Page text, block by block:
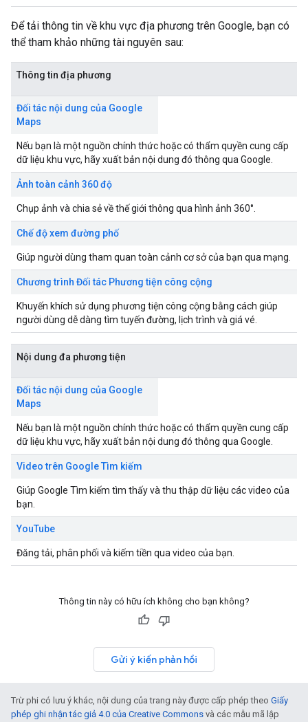
Để tải thông tin về khu vực địa phương trên Google, bạn có
thể tham khảo những tài nguyên sau:
Thông tin địa phương
Đối tác nội dung của Google
Maps
Nếu bạn là một nguồn chính thức hoặc có thẩm quyền cung cấp
dữ liệu khu vực, hãy xuất bản nội dung đó thông qua Google.
Ảnh toàn cảnh 360 độ
Chụp ảnh và chia sẻ về thế giới thông qua hình ảnh 360°.
Chế độ xem đường phố
Giúp người dùng tham quan toàn cảnh cơ sở của bạn qua mạng.
Chương trình Đối tác Phương tiện công cộng
Khuyến khích sử dụng phương tiện công cộng bằng cách giúp
người dùng dễ dàng tìm tuyến đường, lịch trình và giá vé.
Nội dung đa phương tiện
Đối tác nội dung của Google
Maps
Nếu bạn là một nguồn chính thức hoặc có thẩm quyền cung cấp
dữ liệu khu vực, hãy xuất bản nội dung đó thông qua Google.
Video trên Google Tìm kiếm
Giúp Google Tìm kiếm tìm thấy và thu thập dữ liệu các video của
bạn.
YouTube
Đăng tải, phân phối và kiếm tiền qua video của bạn.
Thông tin này có hữu ích không cho bạn không?
Gửi ý kiến phản hồi
Trừ phi có lưu ý khác, nội dung của trang này được cấp phép theo Giấy
phép ghi nhận tác giả 4.0 của Creative Commons và các mẫu mã lập